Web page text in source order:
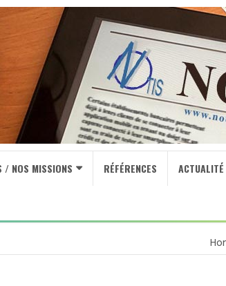
/ NOS MISSIONS RÉFÉRENCES ACTUALITÉ